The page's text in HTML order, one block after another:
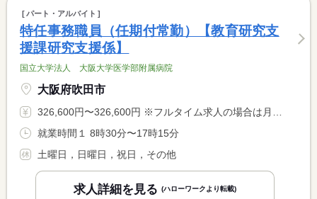
パート・アルバイト
特任事務職員（任期付常勤）【教育研究支
援課研究支援係】
国立大学法人 大阪大学医学部附属病院
大阪府吹田市
326,600円〜326,600円 ※フルタイム求人の場合は月額（換算額）、パート求人の場合は時間額を表示しています。
就業時間１ 8時30分〜17時15分
土曜日，日曜日，祝日，その他
求人詳細を見る (ハローワークより転載)